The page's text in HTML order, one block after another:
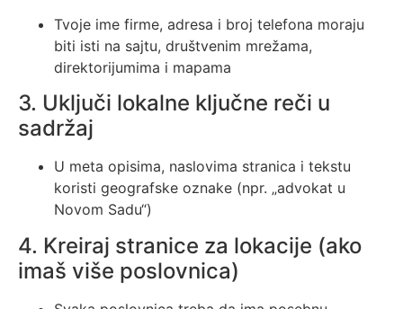
Tvoje ime firme, adresa i broj telefona moraju
biti isti na sajtu, društvenim mrežama,
direktorijumima i mapama
3. Uključi lokalne ključne reči u
sadržaj
U meta opisima, naslovima stranica i tekstu
koristi geografske oznake (npr. „advokat u
Novom Sadu“)
4. Kreiraj stranice za lokacije (ako
imaš više poslovnica)